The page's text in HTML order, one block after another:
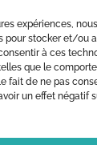
expériences,
pour stocker et/ou
à ces
que le
fait de ne pas
un effet négatif
2023 – Tous droits
Mentions légales|
|Conditions